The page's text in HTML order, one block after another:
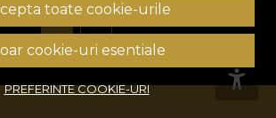
toate cookie-urile
cookie-uri esentiale
PREFERINTE COOKIE-URI